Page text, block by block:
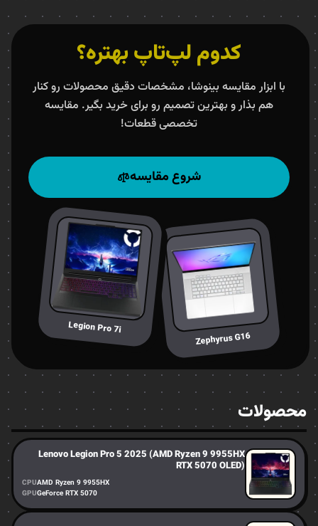
کدوم لپ‌تاپ بهتره؟
با ابزار مقایسه بینوشا، مشخصات دقیق محصولات رو کنار
هم بذار و بهترین تصمیم رو برای خرید بگیر. مقایسه
تخصصی قطعات!
شروع مقایسه
Zephyrus G16
Legion Pro 7i
محصولات
Lenovo Legion Pro 5 2025 (AMD Ryzen 9 9955HX
RTX 5070 OLED)
CPUAMD Ryzen 9 9955HX
GPUGeForce RTX 5070